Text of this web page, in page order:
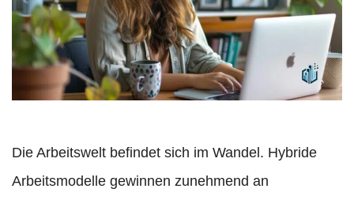
Die Arbeitswelt befindet sich im Wandel. Hybride
Arbeitsmodelle gewinnen zunehmend an